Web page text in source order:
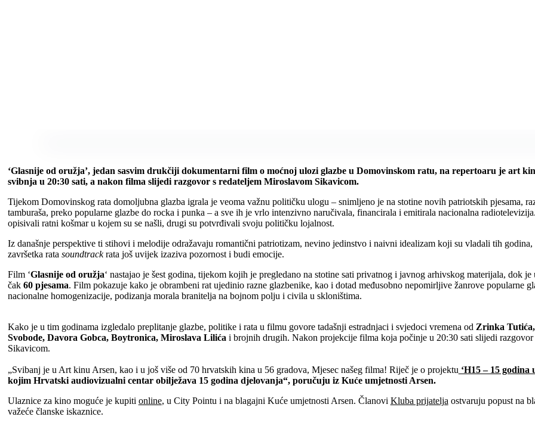
‘Glasnije od oružja’, jedan sasvim drukčiji dokumentarni film o moćnoj ulozi glazbe u Domovinskom ratu, na repertoaru je art
svibnja u 20:30 sati, a nakon filma slijedi razgovor s redateljem Miroslavom Sikavicom.
Tijekom Domovinskog rata domoljubna glazba igrala je veoma važnu političku ulogu – snimljeno je na stotine novih patriotskih pjesama,
tamburaša, preko popularne glazbe do rocka i punka – a sve ih je vrlo intenzivno naručivala, financirala i emitirala nacionalna
opisivali ratni košmar u kojem su se našli, drugi su potvrđivali svoju političku lojalnost.
Iz današnje perspektive ti stihovi i melodije odražavaju romantični patriotizam, nevino jedinstvo i naivni idealizam koji su vladali tih godina,
završetka rata soundtrackrata još uvijek izaziva pozornost i budi emocije.
Film ‘Glasnije od oružja‘ nastajao je šest godina, tijekom kojih je pregledano na stotine sati privatnog i javnog arhivskog materijala, dok
čak 60 pjesama. Film pokazuje kako je obrambeni rat ujedinio razne glazbenike, kao i dotad međusobno nepomirljive žanrove popularne
nacionalne homogenizacije, podizanja morala branitelja na bojnom polju i civila u skloništima.
Kako je u tim godinama izgledalo preplitanje glazbe, politike i rata u filmu govore tadašnji estradnjaci i svjedoci vremena od Zrinka
Svobode, Davora Gobca, Boytronica, Miroslava Lilića i brojnih drugih. Nakon projekcije filma koja počinje u 20:30 sati slijedi
Sikavicom.
„Svibanj je u Art kinu Arsen, kao i u još više od 70 hrvatskih kina u 56 gradova, Mjesec našeg filma! Riječ je o projektu ‘H15 – 15 godina
kojim Hrvatski audiovizualni centar obilježava 15 godina djelovanja“, poručuju iz Kuće umjetnosti Arsen.
Ulaznice za kino moguće je kupiti online, u City Pointu i na blagajni Kuće umjetnosti Arsen. Članovi Kluba prijatelja ostvaruju popust na
važeće članske iskaznice.